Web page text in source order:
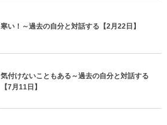
寒い！～過去の自分と対話する【2月22日】
気付けないこともある～過去の自分と対話する
【7月11日】